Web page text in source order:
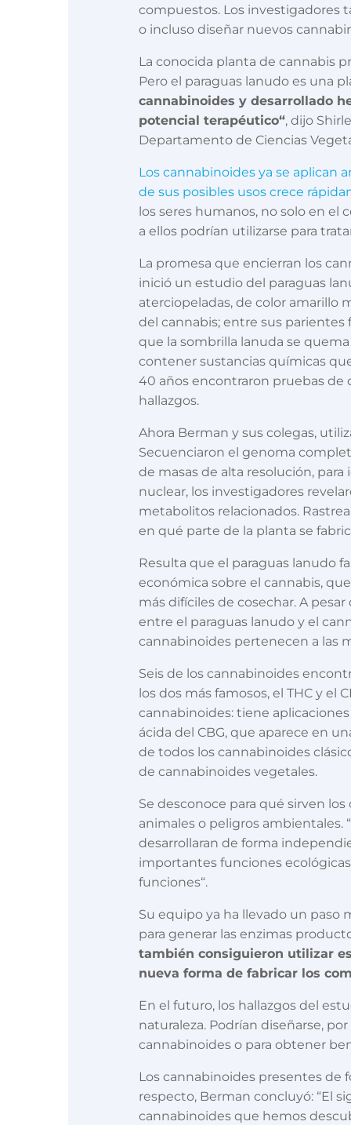
compuestos. Los investigadores
o incluso diseñar nuevos
La conocida planta de cannabis
Pero el paraguas lanudo es una
cannabinoides y desarrollado
potencial terapéutico“, dijo
Departamento de Ciencias
Los cannabinoides ya se aplican
de sus posibles usos crece
los seres humanos, no solo en
a ellos podrían utilizarse para
La promesa que encierran los
inició un estudio del paraguas
aterciopeladas, de color amarillo
del cannabis; entre sus parientes
que la sombrilla lanuda se
contener sustancias químicas
40 años encontraron pruebas
hallazgos.
Ahora Berman y sus colegas,
Secuenciaron el genoma
de masas de alta resolución,
nuclear, los investigadores
metabolitos relacionados.
en qué parte de la planta se
Resulta que el paraguas lanudo
económica sobre el cannabis,
más difíciles de cosechar. A
entre el paraguas lanudo y el
cannabinoides pertenecen a las
Seis de los cannabinoides
los dos más famosos, el THC y
cannabinoides: tiene
ácida del CBG, que aparece en
de todos los cannabinoides
de cannabinoides vegetales.
Se desconoce para qué sirven
animales o peligros ambientales.
desarrollaran de forma
importantes funciones
funciones“.
Su equipo ya ha llevado un paso
para generar las enzimas
también consiguieron utilizar
nueva forma de fabricar los
En el futuro, los hallazgos del
naturaleza. Podrían diseñarse,
cannabinoides o para obtener
Los cannabinoides presentes de
respecto, Berman concluyó: “El
cannabinoides que hemos